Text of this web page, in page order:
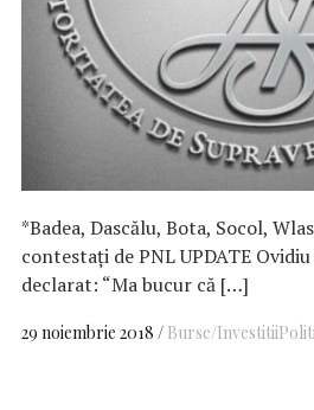
*Badea, Dascălu, Bota, Socol,
contestați de PNL UPDATE
declarat: “Ma bucur că […]
29 noiembrie 2018 Burse/Investitii